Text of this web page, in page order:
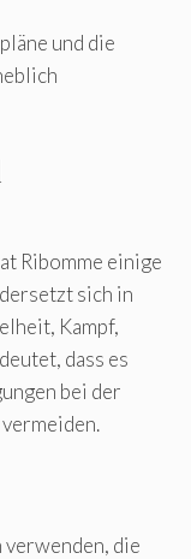
und die
Ribomme einige
sich in
Kampf,
dass es
bei der
verwenden, die